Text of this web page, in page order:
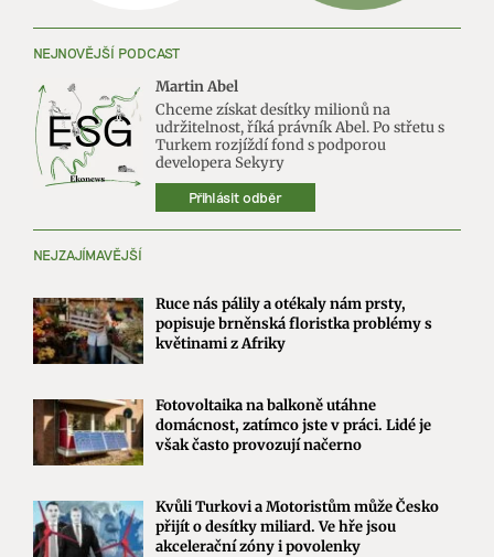
NEJNOVĚJŠÍ PODCAST
Martin Abel
Chceme získat desítky milionů na
udržitelnost, říká právník Abel. Po střetu s
Turkem rozjíždí fond s podporou
developera Sekyry
Přihlásit odběr
NEJZAJÍMAVĚJŠÍ
Ruce nás pálily a otékaly nám prsty,
popisuje brněnská floristka problémy s
květinami z Afriky
Fotovoltaika na balkoně utáhne
domácnost, zatímco jste v práci. Lidé je
však často provozují načerno
Kvůli Turkovi a Motoristům může Česko
přijít o desítky miliard. Ve hře jsou
akcelerační zóny i povolenky